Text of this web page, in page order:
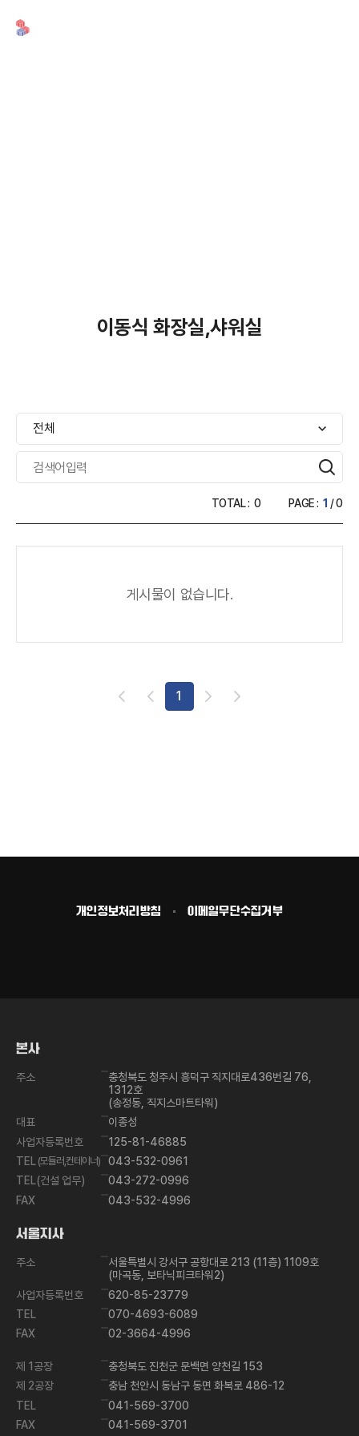
이동식 화장실,샤워실
전체
TOTAL : 0 PAGE : 1 / 0
게시물이 없습니다.
1
개인정보처리방침 이메일무단수집거부
본사
주소
충청북도 청주시 흥덕구 직지대로436번길 76,
1312호
(송정동, 직지스마트타워)
대표
이종성
사업자등록번호
125-81-46885
TEL (모듈러,컨테이너)
043-532-0961
TEL(건설 업무)
043-272-0996
FAX
043-532-4996
서울지사
주소
서울특별시 강서구 공항대로 213 (11층) 1109호
(마곡동, 보타닉피크타워2)
사업자등록번호
620-85-23779
TEL
070-4693-6089
FAX
02-3664-4996
제 1공장
충청북도 진천군 문백면 양천길 153
제 2공장
충남 천안시 동남구 동면 화복로 486-12
TEL
041-569-3700
FAX
041-569-3701